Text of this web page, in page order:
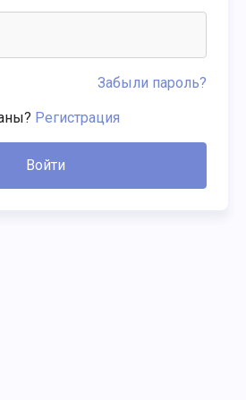
Забыли пароль?
Регистрация